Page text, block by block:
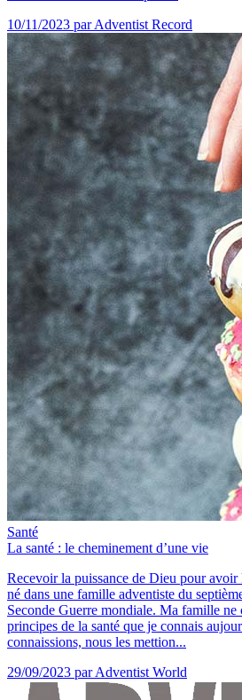
10/11/2023 par Adventist Record
Santé
La santé : le cheminement d’une vie
Recevoir la puissance de Dieu pour avoir
né dans une famille adventiste du
Seconde Guerre mondiale. Ma famille ne
principes de la santé que je connais
connaissions, nous les mettion...
29/09/2023 par Adventist World